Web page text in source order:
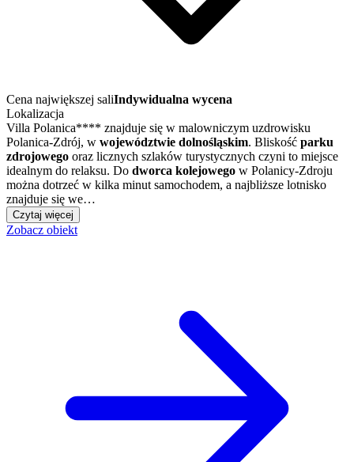
Cena największej saliIndywidualna wycena
Lokalizacja
Villa Polanica**** znajduje się w malowniczym uzdrowisku
Polanica-Zdrój, w województwie dolnośląskim. Bliskość parku
zdrojowego oraz licznych szlaków turystycznych czyni to miejsce
idealnym do relaksu. Do dworca kolejowego w Polanicy-Zdroju
można dotrzeć w kilka minut samochodem, a najbliższe lotnisko
znajduje się we…
Czytaj więcej
Zobacz obiekt